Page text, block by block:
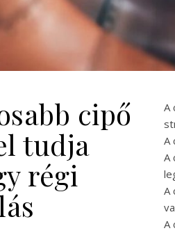
cipő
tudja
régi
A
A
A
A
A